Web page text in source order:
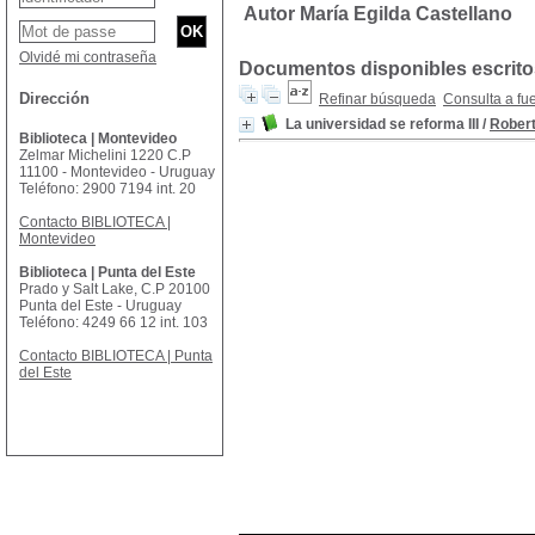
Autor María Egilda Castellano
Documentos disponibles
Refinar búsqueda Consulta a
La universidad se reforma III
/
Olvidé mi contraseña
Dirección
Biblioteca | Montevideo
Zelmar Michelini 1220 C.P
11100 - Montevideo - Uruguay
Teléfono: 2900 7194 int. 20
Contacto BIBLIOTECA |
Montevideo
Biblioteca | Punta del Este
Prado y Salt Lake, C.P 20100
Punta del Este - Uruguay
Teléfono: 4249 66 12 int. 103
Contacto BIBLIOTECA | Punta
del Este